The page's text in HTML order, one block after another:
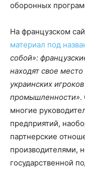
оборонных
На французском
материал под
собой»:
находят свое
украинских
промышленности».
многие
предприятий,
партнерские
производителями,
государственной